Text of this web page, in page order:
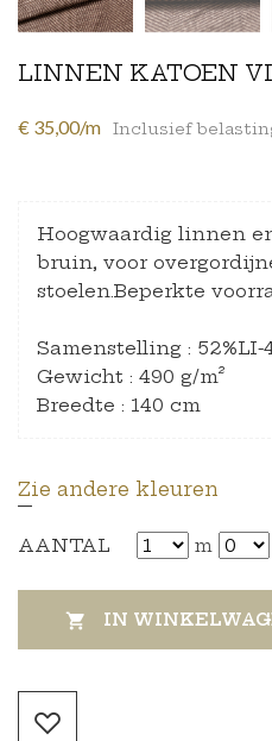
LINNEN KATOEN
€ 35,00/m Inclusief
Hoogwaardig linnen
bruin, voor
stoelen.Beperkte
Samenstelling : 52%LI-
Gewicht : 490 g/m²
Breedte : 140 cm
Zie andere kleuren
AANTAL m
 IN